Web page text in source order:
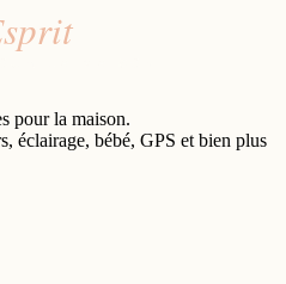
pour la maison.
éclairage, bébé, GPS et bien plus